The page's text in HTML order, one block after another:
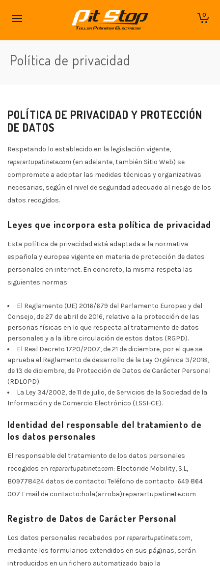
0
Política de privacidad
POLÍTICA DE PRIVACIDAD Y PROTECCIÓN
DE DATOS
Respetando lo establecido en la legislación vigente,
reparartupatinete.com (en adelante, también Sitio Web) se
compromete a adoptar las medidas técnicas y organizativas
necesarias, según el nivel de seguridad adecuado al riesgo de los
datos recogidos.
Leyes que incorpora esta política de privacidad
Esta política de privacidad está adaptada a la normativa
española y europea vigente en materia de protección de datos
personales en internet. En concreto, la misma respeta las
siguientes normas:
El Reglamento (UE) 2016/679 del Parlamento Europeo y del
Consejo, de 27 de abril de 2016, relativo a la protección de las
personas físicas en lo que respecta al tratamiento de datos
personales y a la libre circulación de estos datos (RGPD).
El Real Decreto 1720/2007, de 21 de diciembre, por el que se
aprueba el Reglamento de desarrollo de la Ley Orgánica 3/2018,
de 13 de diciembre, de Protección de Datos de Carácter Personal
(RDLOPD).
La Ley 34/2002, de 11 de julio, de Servicios de la Sociedad de la
Información y de Comercio Electrónico (LSSI-CE).
Identidad del responsable del tratamiento de
los datos personales
El responsable del tratamiento de los datos personales
recogidos en reparartupatinete.com: Electoride Mobility, S.L,
B09778424 datos de contacto: Teléfono de contacto: 649 864
007 Email de contacto:hola(arroba)reparartupatinete.com
Registro de Datos de Carácter Personal
Los datos personales recabados por reparartupatinete.com,
mediante los formularios extendidos en sus páginas, serán
introducidos en un fichero automatizado bajo la